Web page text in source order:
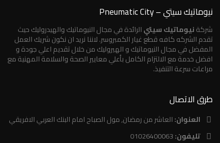
نيوماتيك سيتي – Pneumatic City
شركةنيوماتيك سيتيالرائدة في مجال النيوماتيك والهيدروليك حيث
تقدم الشركه كافه قطع غيار الكمبروسر. لاننا نريد ان نكون شريك العمل
المفضل في مجال النيوماتيك و الهيروليك من خلال تقديم اعلي جودة و
افضل خدمة مع الالتزام الكامل بأعلي معايير الصحة والسلامة المهنية مع
مراعات سرعة التنفيذ.
طرق الاتصال
العنوان:العاشر من رمضان, مول الصباح امام البنك العربي الافريقي
تليفون:01026400063